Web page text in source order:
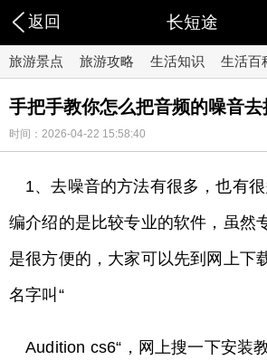
返回 长短途
旅游景点 旅游攻略 生活知识 生活百
手把手教你怎么把音频的噪音去
时间：2026-04-22 15:58:40
1、去噪音的方法有很多，也有
编介绍的是比较专业的软件，虽然
是很方便的，大家可以先到网上下
名字叫“
Audition cs6“，网上搜一下安装